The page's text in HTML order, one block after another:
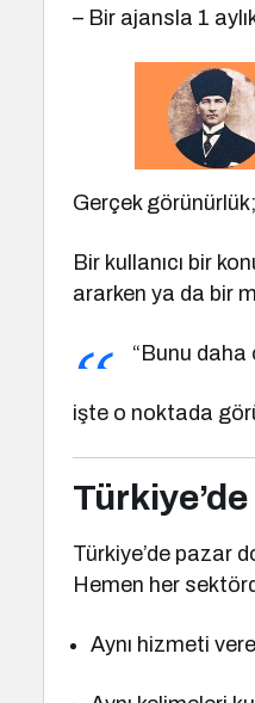
– Bir ajansla 1
Gerçek görünürlük;
Bir kullanıcı bir
ararken ya da bir
“Bunu
işte o noktada
Türkiye’de pazar
Hemen her
Aynı hizmeti